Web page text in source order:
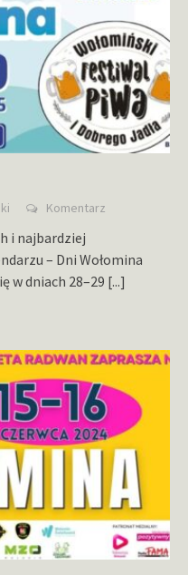
Komentarz
i najbardziej
– Dni Wołomina
w dniach 28–29 [...]